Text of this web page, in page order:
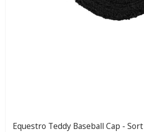
Equestro Teddy Baseball Cap - Sort